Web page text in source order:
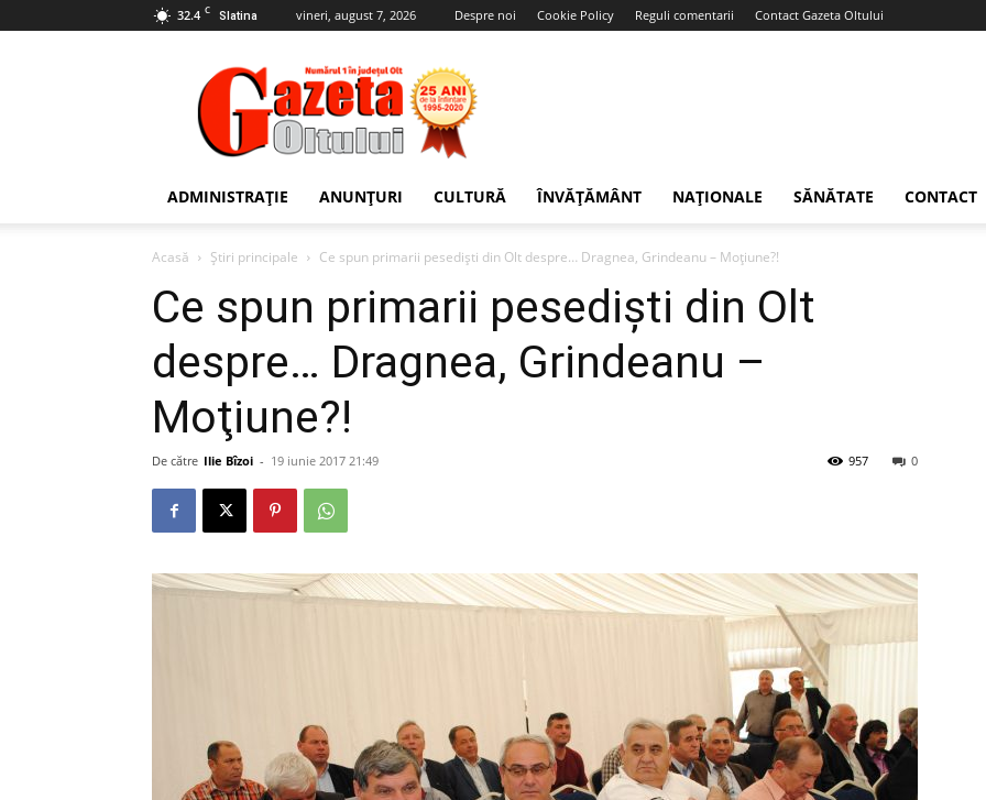
32.4 C Slatina vineri, august 7, 2026 Despre noi Cookie Policy Reguli comentarii Contact Gazeta Oltului
Gazeta
Oltului
ADMINISTRAȚIE ANUNȚURI CULTURĂ ÎNVĂȚĂMÂNT NAȚIONALE SĂNĂTATE CONTACT
Acasă Știri principale Ce spun primarii pesedişti din Olt despre… Dragnea, Grindeanu – Moţiune?!
Ce spun primarii pesedişti din Olt
despre… Dragnea, Grindeanu –
Moţiune?!
De către Ilie Bîzoi - 19 iunie 2017 21:49 0
957